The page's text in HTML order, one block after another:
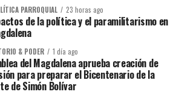
PARROQUIAL 23 horas ago
de la política y el paramilitarismo en
& PODER 1 día ago
del Magdalena aprueba creación de
para preparar el Bicentenario de la
de Simón Bolívar